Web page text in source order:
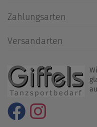
Rückrufservice
Umtausch/Rücksendung
Zahlungsarten
Versandarten